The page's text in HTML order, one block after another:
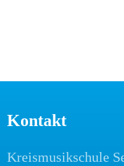
Kontakt
Kreismusikschule